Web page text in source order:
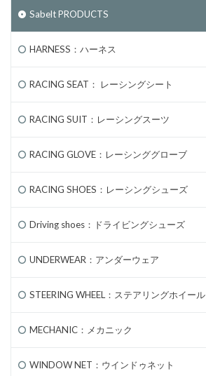
Sabelt PRODUCTS
HARNESS：ハーネス
RACING SEAT： レーシングシート
RACING SUIT：レーシングスーツ
RACING GLOVE：レーシンググローブ
RACING SHOES：レーシングシューズ
Driving shoes：ドライビングシューズ
UNDERWEAR：アンダーウェア
STEERING WHEEL：ステアリングホイール
MECHANIC：メカニック
WINDOW NET：ウインドゥネット